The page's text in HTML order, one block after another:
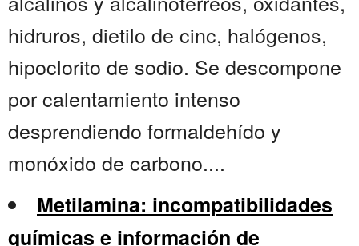
hidruros, dietilo de cinc, halógenos,
hipoclorito de sodio. Se descompone
por calentamiento intenso
desprendiendo formaldehído y
monóxido de carbono....
Metilamina: incompatibilidades
químicas e información de